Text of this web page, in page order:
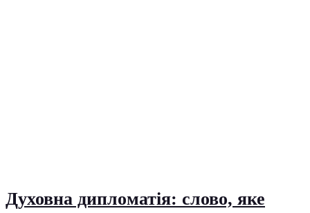
Духовна дипломатія: слово, яке